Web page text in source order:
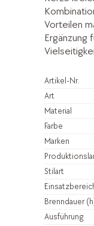
Vorteilen
Ergänzung
Artikel-Nr.
Art
Material
Farbe
Marken
Stilart
Brenndauer
Ausführung